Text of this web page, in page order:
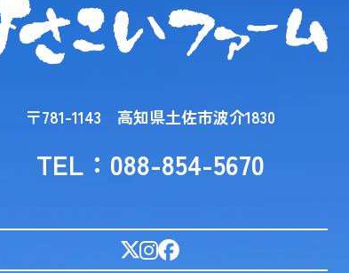
〒781-1143 高知県土佐市波介1830
TEL：088-854-5670